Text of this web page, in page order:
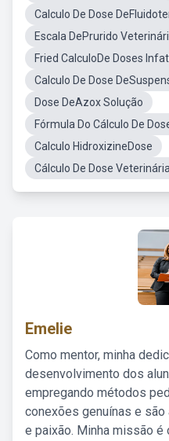
Calculo De Dose
Escala DePrurido
Fried CalculoDe Doses
Calculo De Dose
Dose DeAzox Solução
Fórmula Do Cálculo De
Calculo HidroxizineDose
Cálculo De Dose
Emelie
Como mentor, minha
desenvolvimento dos
empregando métodos
conexões genuínas e
e paixão. Minha missão